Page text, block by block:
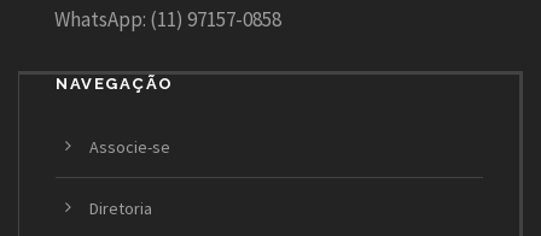
WhatsApp: (11) 97157-0858
NAVEGAÇÃO
Associe-se
Diretoria